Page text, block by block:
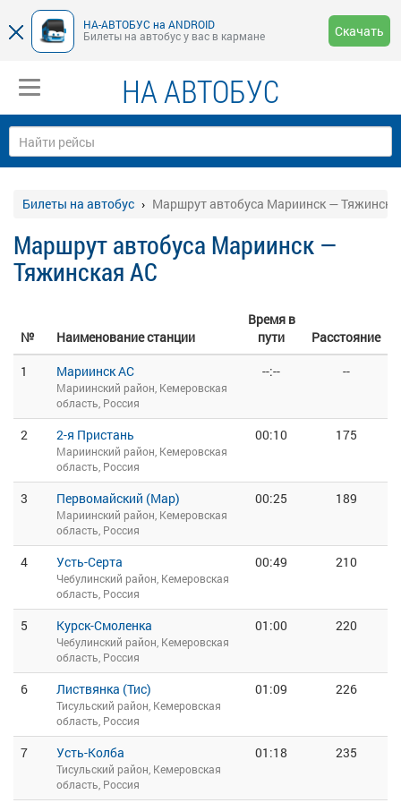
НА-АВТОБУС на ANDROID
Билеты на автобус у вас в кармане
Скачать
НА АВТОБУС
Билеты на автобус Маршрут автобуса Мариинск —
Маршрут автобуса Мариинск —
Тяжинская АС
№ Наименование станции
Время в
пути
Расстояние
1
Мариинск АС
Мариинский район, Кемеровская
область, Россия
--:-- --
2 2-я Пристань
Мариинский район, Кемеровская
область, Россия
00:10 175
3 Первомайский (Мар)
Мариинский район, Кемеровская
область, Россия
00:25 189
4 Усть-Серта
Чебулинский район, Кемеровская
область, Россия
00:49 210
5 Курск-Смоленка
Чебулинский район, Кемеровская
область, Россия
01:00 220
6 Листвянка (Тис)
Тисульский район, Кемеровская
область, Россия
01:09 226
7 Усть-Колба
Тисульский район, Кемеровская
область, Россия
01:18 235